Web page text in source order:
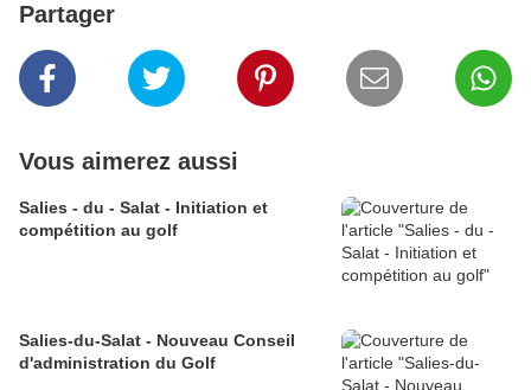
Partager
Vous aimerez aussi
Salies - du - Salat - Initiation et
compétition au golf
Salies-du-Salat - Nouveau Conseil
d'administration du Golf